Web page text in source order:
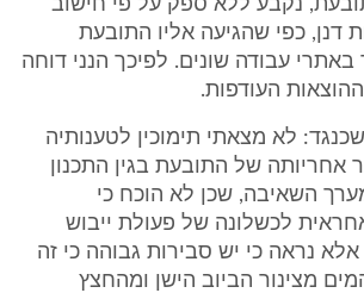
נקבע ללא ספק על פי חישוב
דנן, כפי שהגיעה אליו התובעת
עבודה שונים. לפיכך הנני דוחה
העודפות.
שכנגד: לא מצאתי תימוכין לטענותיה
של התובעת בגין התכנון
השאיבה, שכן לא הוכח כי
לכשלונה של פעולת ייבוש
נראה כי יש סבירות גבוהה כי זה
מצינור הביוב הישן ומהחצץ